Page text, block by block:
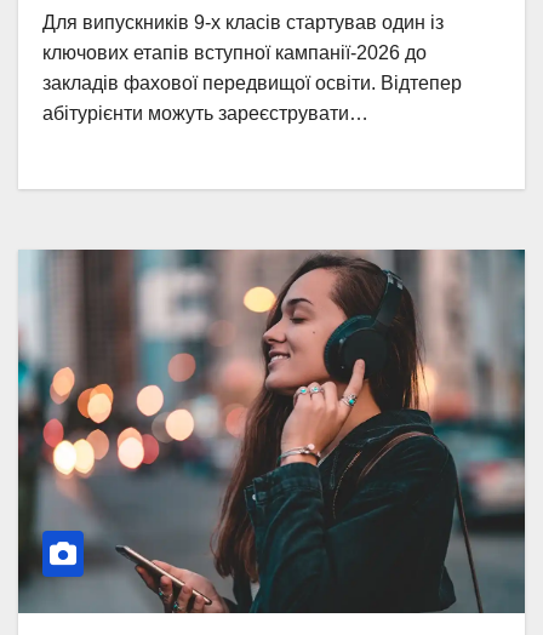
Для випускників 9-х класів стартував один із
ключових етапів вступної кампанії-2026 до
закладів фахової передвищої освіти. Відтепер
абітурієнти можуть зареєструвати…